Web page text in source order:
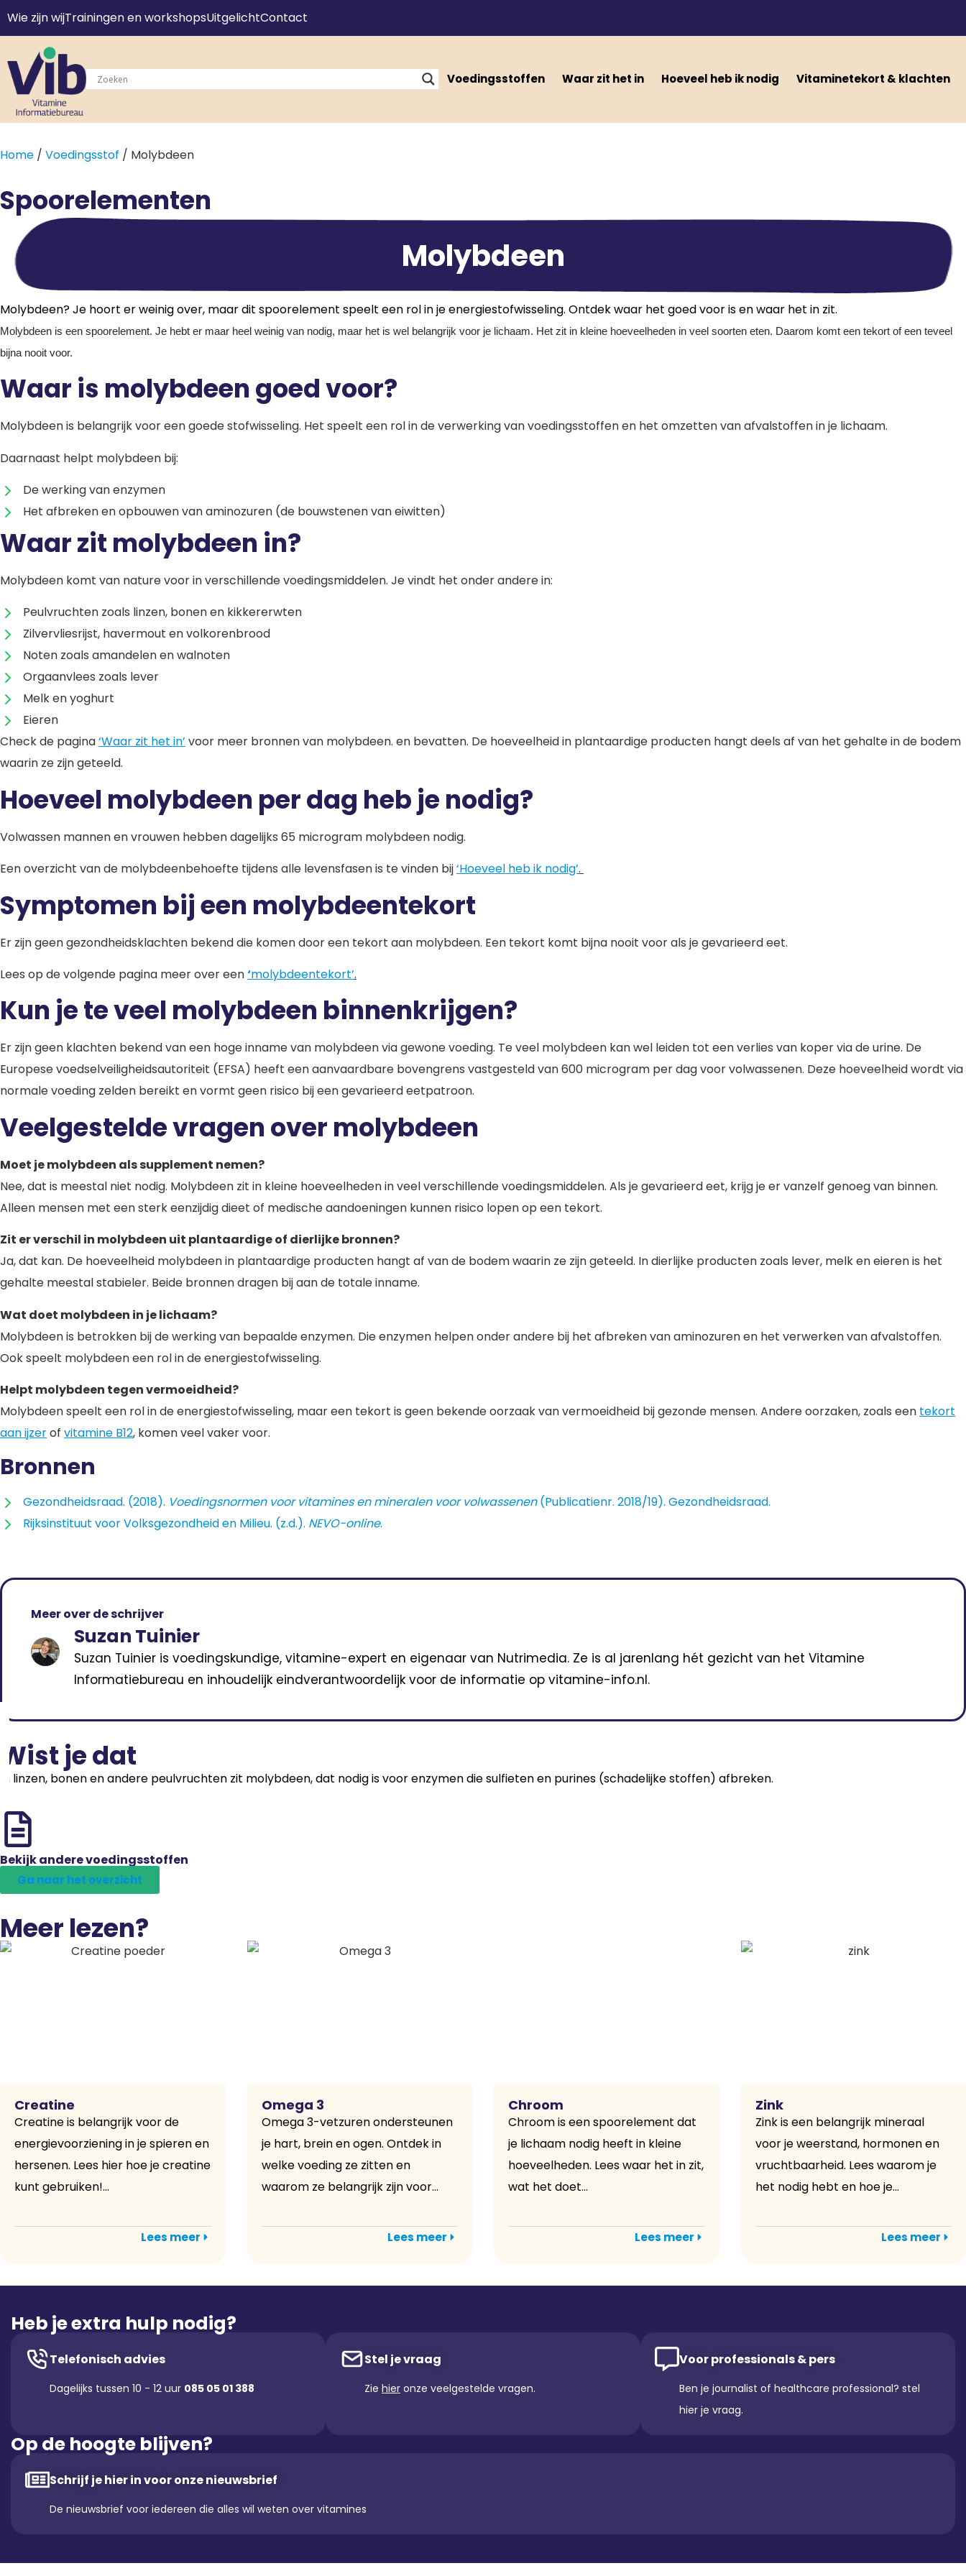
Wie zijn wijTrainingen en workshopsUitgelichtContact
Voedingsstoffen Waar zit het in Hoeveel heb ik nodig Vitaminetekort & klachten
Home / Voedingsstof / Molybdeen
Spoorelementen
Molybdeen
Molybdeen? Je hoort er weinig over, maar dit spoorelement speelt een rol in je energiestofwisseling. Ontdek waar het goed voor is en waar het in zit.
Molybdeen is een spoorelement. Je hebt er maar heel weinig van nodig, maar het is wel belangrijk voor je lichaam. Het zit in kleine hoeveelheden in veel soorten eten. Daarom komt een tekort of een teveel
bijna nooit voor.
Waar is molybdeen goed voor?
Molybdeen is belangrijk voor een goede stofwisseling. Het speelt een rol in de verwerking van voedingsstoffen en het omzetten van afvalstoffen in je lichaam.
Daarnaast helpt molybdeen bij:
De werking van enzymen
Het afbreken en opbouwen van aminozuren (de bouwstenen van eiwitten)
Waar zit molybdeen in?
Molybdeen komt van nature voor in verschillende voedingsmiddelen. Je vindt het onder andere in:
Peulvruchten zoals linzen, bonen en kikkererwten
Zilvervliesrijst, havermout en volkorenbrood
Noten zoals amandelen en walnoten
Orgaanvlees zoals lever
Melk en yoghurt
Eieren
Check de pagina‘Waar zit het in’ voor meer bronnen van molybdeen. en bevatten. De hoeveelheid in plantaardige producten hangt deels af van het gehalte in de bodem
waarin ze zijn geteeld.
Hoeveel molybdeen per dag heb je nodig?
Volwassen mannen en vrouwen hebben dagelijks 65 microgram molybdeen nodig.
Een overzicht van de molybdeenbehoefte tijdens alle levensfasen is te vinden bij‘Hoeveel heb ik nodig’.
Symptomen bij een molybdeentekort
Er zijn geen gezondheidsklachten bekend die komen door een tekort aan molybdeen. Een tekort komt bijna nooit voor als je gevarieerd eet.
Lees op de volgende pagina meer over een‘molybdeentekort’.
Kun je te veel molybdeen binnenkrijgen?
Er zijn geen klachten bekend van een hoge inname van molybdeen via gewone voeding. Te veel molybdeen kan wel leiden tot een verlies van koper via de urine. De
Europese voedselveiligheidsautoriteit (EFSA) heeft een aanvaardbare bovengrens vastgesteld van 600 microgram per dag voor volwassenen. Deze hoeveelheid wordt via
normale voeding zelden bereikt en vormt geen risico bij een gevarieerd eetpatroon.
Veelgestelde vragen over molybdeen
Moet je molybdeen als supplement nemen?
Nee, dat is meestal niet nodig. Molybdeen zit in kleine hoeveelheden in veel verschillende voedingsmiddelen. Als je gevarieerd eet, krijg je er vanzelf genoeg van binnen.
Alleen mensen met een sterk eenzijdig dieet of medische aandoeningen kunnen risico lopen op een tekort.
Zit er verschil in molybdeen uit plantaardige of dierlijke bronnen?
Ja, dat kan. De hoeveelheid molybdeen in plantaardige producten hangt af van de bodem waarin ze zijn geteeld. In dierlijke producten zoals lever, melk en eieren is het
gehalte meestal stabieler. Beide bronnen dragen bij aan de totale inname.
Wat doet molybdeen in je lichaam?
Molybdeen is betrokken bij de werking van bepaalde enzymen. Die enzymen helpen onder andere bij het afbreken van aminozuren en het verwerken van afvalstoffen.
Ook speelt molybdeen een rol in de energiestofwisseling.
Helpt molybdeen tegen vermoeidheid?
Molybdeen speelt een rol in de energiestofwisseling, maar een tekort is geen bekende oorzaak van vermoeidheid bij gezonde mensen. Andere oorzaken, zoals een tekort
aan ijzerof vitamine B12, komen veel vaker voor.
Bronnen
Gezondheidsraad. (2018). Voedingsnormen voor vitamines en mineralen voor volwassenen(Publicatienr. 2018/19). Gezondheidsraad.
Rijksinstituut voor Volksgezondheid en Milieu. (z.d.). NEVO-online.
Meer over de schrijver
Suzan Tuinier
Suzan Tuinier is voedingskundige, vitamine-expert en eigenaar van Nutrimedia. Ze is al jarenlang hét gezicht van het Vitamine
Informatiebureau en inhoudelijk eindverantwoordelijk voor de informatie op vitamine-info.nl.
Wist je dat
In linzen, bonen en andere peulvruchten zit molybdeen, dat nodig is voor enzymen die sulfieten en purines (schadelijke stoffen) afbreken.
Bekijk andere voedingsstoffen
Ga naar het overzicht
Meer lezen?
Creatine
Creatine is belangrijk voor de
energievoorziening in je spieren en
hersenen. Lees hier hoe je creatine
kunt gebruiken!...
Lees meer
Omega 3
Omega 3-vetzuren ondersteunen
je hart, brein en ogen. Ontdek in
welke voeding ze zitten en
waarom ze belangrijk zijn voor...
Lees meer
Chroom
Chroom is een spoorelement dat
je lichaam nodig heeft in kleine
hoeveelheden. Lees waar het in zit,
wat het doet...
Lees meer
Zink
Zink is een belangrijk mineraal
voor je weerstand, hormonen en
vruchtbaarheid. Lees waarom je
het nodig hebt en hoe je...
Lees meer
Heb je extra hulp nodig?
Telefonisch advies
Dagelijks tussen 10 - 12 uur 085 05 01 388
Stel je vraag
Zie hier onze veelgestelde vragen.
Voor professionals & pers
Ben je journalist of healthcare professional? stel
hier je vraag.
Op de hoogte blijven?
Schrijf je hier in voor onze nieuwsbrief
De nieuwsbrief voor iedereen die alles wil weten over vitamines